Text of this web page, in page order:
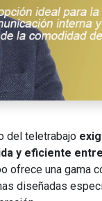
del teletrabajo
y eficiente
ofrece una gama
diseñadas